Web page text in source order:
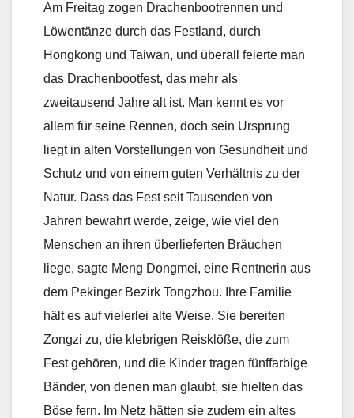
Am Freitag zogen Drachenbootrennen und
Löwentänze durch das Festland, durch
Hongkong und Taiwan, und überall feierte man
das Drachenbootfest, das mehr als
zweitausend Jahre alt ist. Man kennt es vor
allem für seine Rennen, doch sein Ursprung
liegt in alten Vorstellungen von Gesundheit und
Schutz und von einem guten Verhältnis zu der
Natur. Dass das Fest seit Tausenden von
Jahren bewahrt werde, zeige, wie viel den
Menschen an ihren überlieferten Bräuchen
liege, sagte Meng Dongmei, eine Rentnerin aus
dem Pekinger Bezirk Tongzhou. Ihre Familie
hält es auf vielerlei alte Weise. Sie bereiten
Zongzi zu, die klebrigen Reisklöße, die zum
Fest gehören, und die Kinder tragen fünffarbige
Bänder, von denen man glaubt, sie hielten das
Böse fern. Im Netz hätten sie zudem ein altes